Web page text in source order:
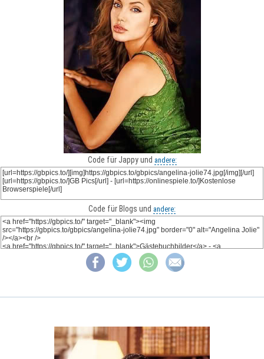
Code für Jappy und andere:
Code für Blogs und andere: